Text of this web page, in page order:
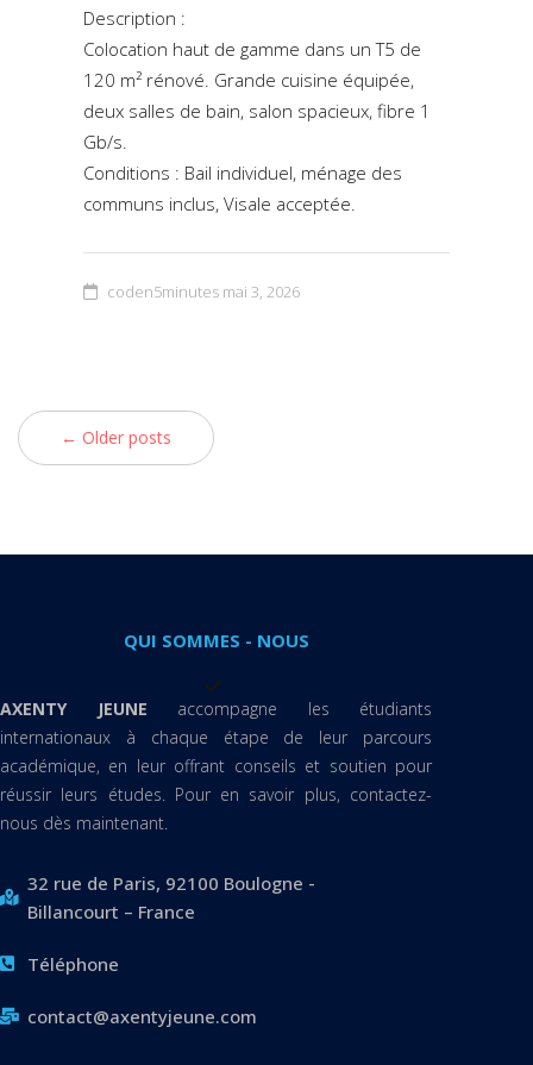
Description :
Colocation haut de gamme dans un T5 de
120 m² rénové. Grande cuisine équipée,
deux salles de bain, salon spacieux, fibre 1
Gb/s.
Conditions : Bail individuel, ménage des
communs inclus, Visale acceptée.
coden5minutes mai 3, 2026
← Older posts
QUI SOMMES - NOUS
AXENTY JEUNE accompagne les étudiants
internationaux à chaque étape de leur parcours
académique, en leur offrant conseils et soutien pour
réussir leurs études. Pour en savoir plus, contactez-
nous dès maintenant.
32 rue de Paris, 92100 Boulogne -
Billancourt – France
Téléphone
contact@axentyjeune.com